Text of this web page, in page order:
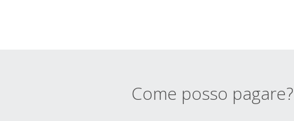
Come posso pagare?